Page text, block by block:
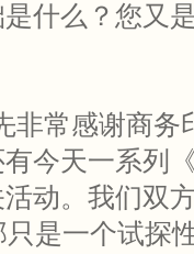
什么？您又
非常感谢商
今天一系列
动。我们双
只是一个试探